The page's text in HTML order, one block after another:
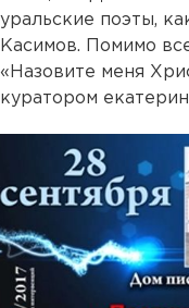
уральские поэты,
Касимов. Помимо
«Назовите меня
куратором